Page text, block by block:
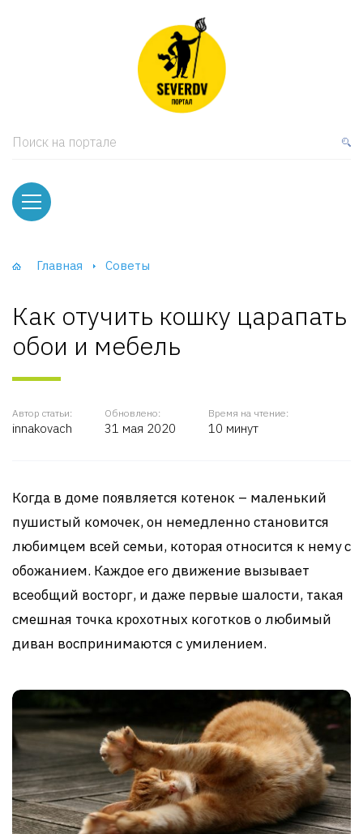
Поиск на портале
Главная Советы
Как отучить кошку царапать
обои и мебель
Автор статьи:
innakovach
Обновлено:
31 мая 2020
Время на чтение:
10 минут
Когда в доме появляется котенок – маленький
пушистый комочек, он немедленно становится
любимцем всей семьи, которая относится к нему с
обожанием. Каждое его движение вызывает
всеобщий восторг, и даже первые шалости, такая
смешная точка крохотных коготков о любимый
диван воспринимаются с умилением.
и тумбы